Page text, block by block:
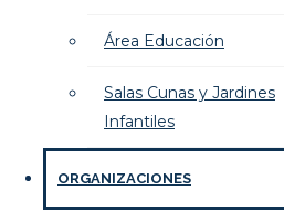
Área Educación
Salas Cunas y Jardines
Infantiles
ORGANIZACIONES